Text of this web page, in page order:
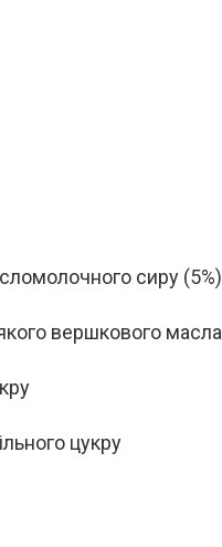
сиру (5%)
вершкового масла
цукру